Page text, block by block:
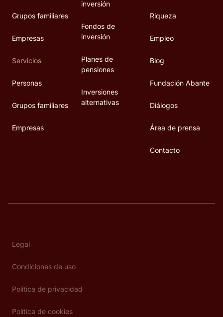
Grupos familiares
Empresas
Servicios
Personas
Grupos familiares
Empresas
inversión
Fondos de
inversión
Planes de
pensiones
Inversiones
alternativas
Riqueza
Empleo
Blog
Fundación Abante
Diálogos
Área de prensa
Contacto
Legal
Condiciones de uso
Política de privacidad
Política de cookies